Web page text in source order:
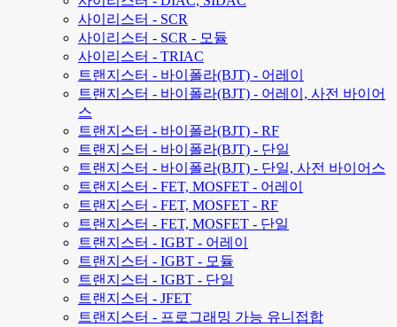
사이리스터 - SCR
사이리스터 - SCR - 모듈
사이리스터 - TRIAC
트랜지스터 - 바이폴라(BJT) - 어레이
트랜지스터 - 바이폴라(BJT) - 어레이, 사전 바이어
스
트랜지스터 - 바이폴라(BJT) - RF
트랜지스터 - 바이폴라(BJT) - 단일
트랜지스터 - 바이폴라(BJT) - 단일, 사전 바이어스
트랜지스터 - FET, MOSFET - 어레이
트랜지스터 - FET, MOSFET - RF
트랜지스터 - FET, MOSFET - 단일
트랜지스터 - IGBT - 어레이
트랜지스터 - IGBT - 모듈
트랜지스터 - IGBT - 단일
트랜지스터 - JFET
트랜지스터 - 프로그래밍 가능 유니접합